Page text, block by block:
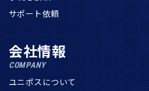
サポート依頼
会社情報
COMPANY
ユニポスについて